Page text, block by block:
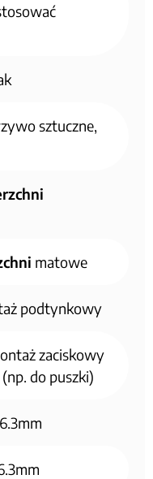
sztuczne,
matowe
podtynkowy
zaciskowy
do puszki)